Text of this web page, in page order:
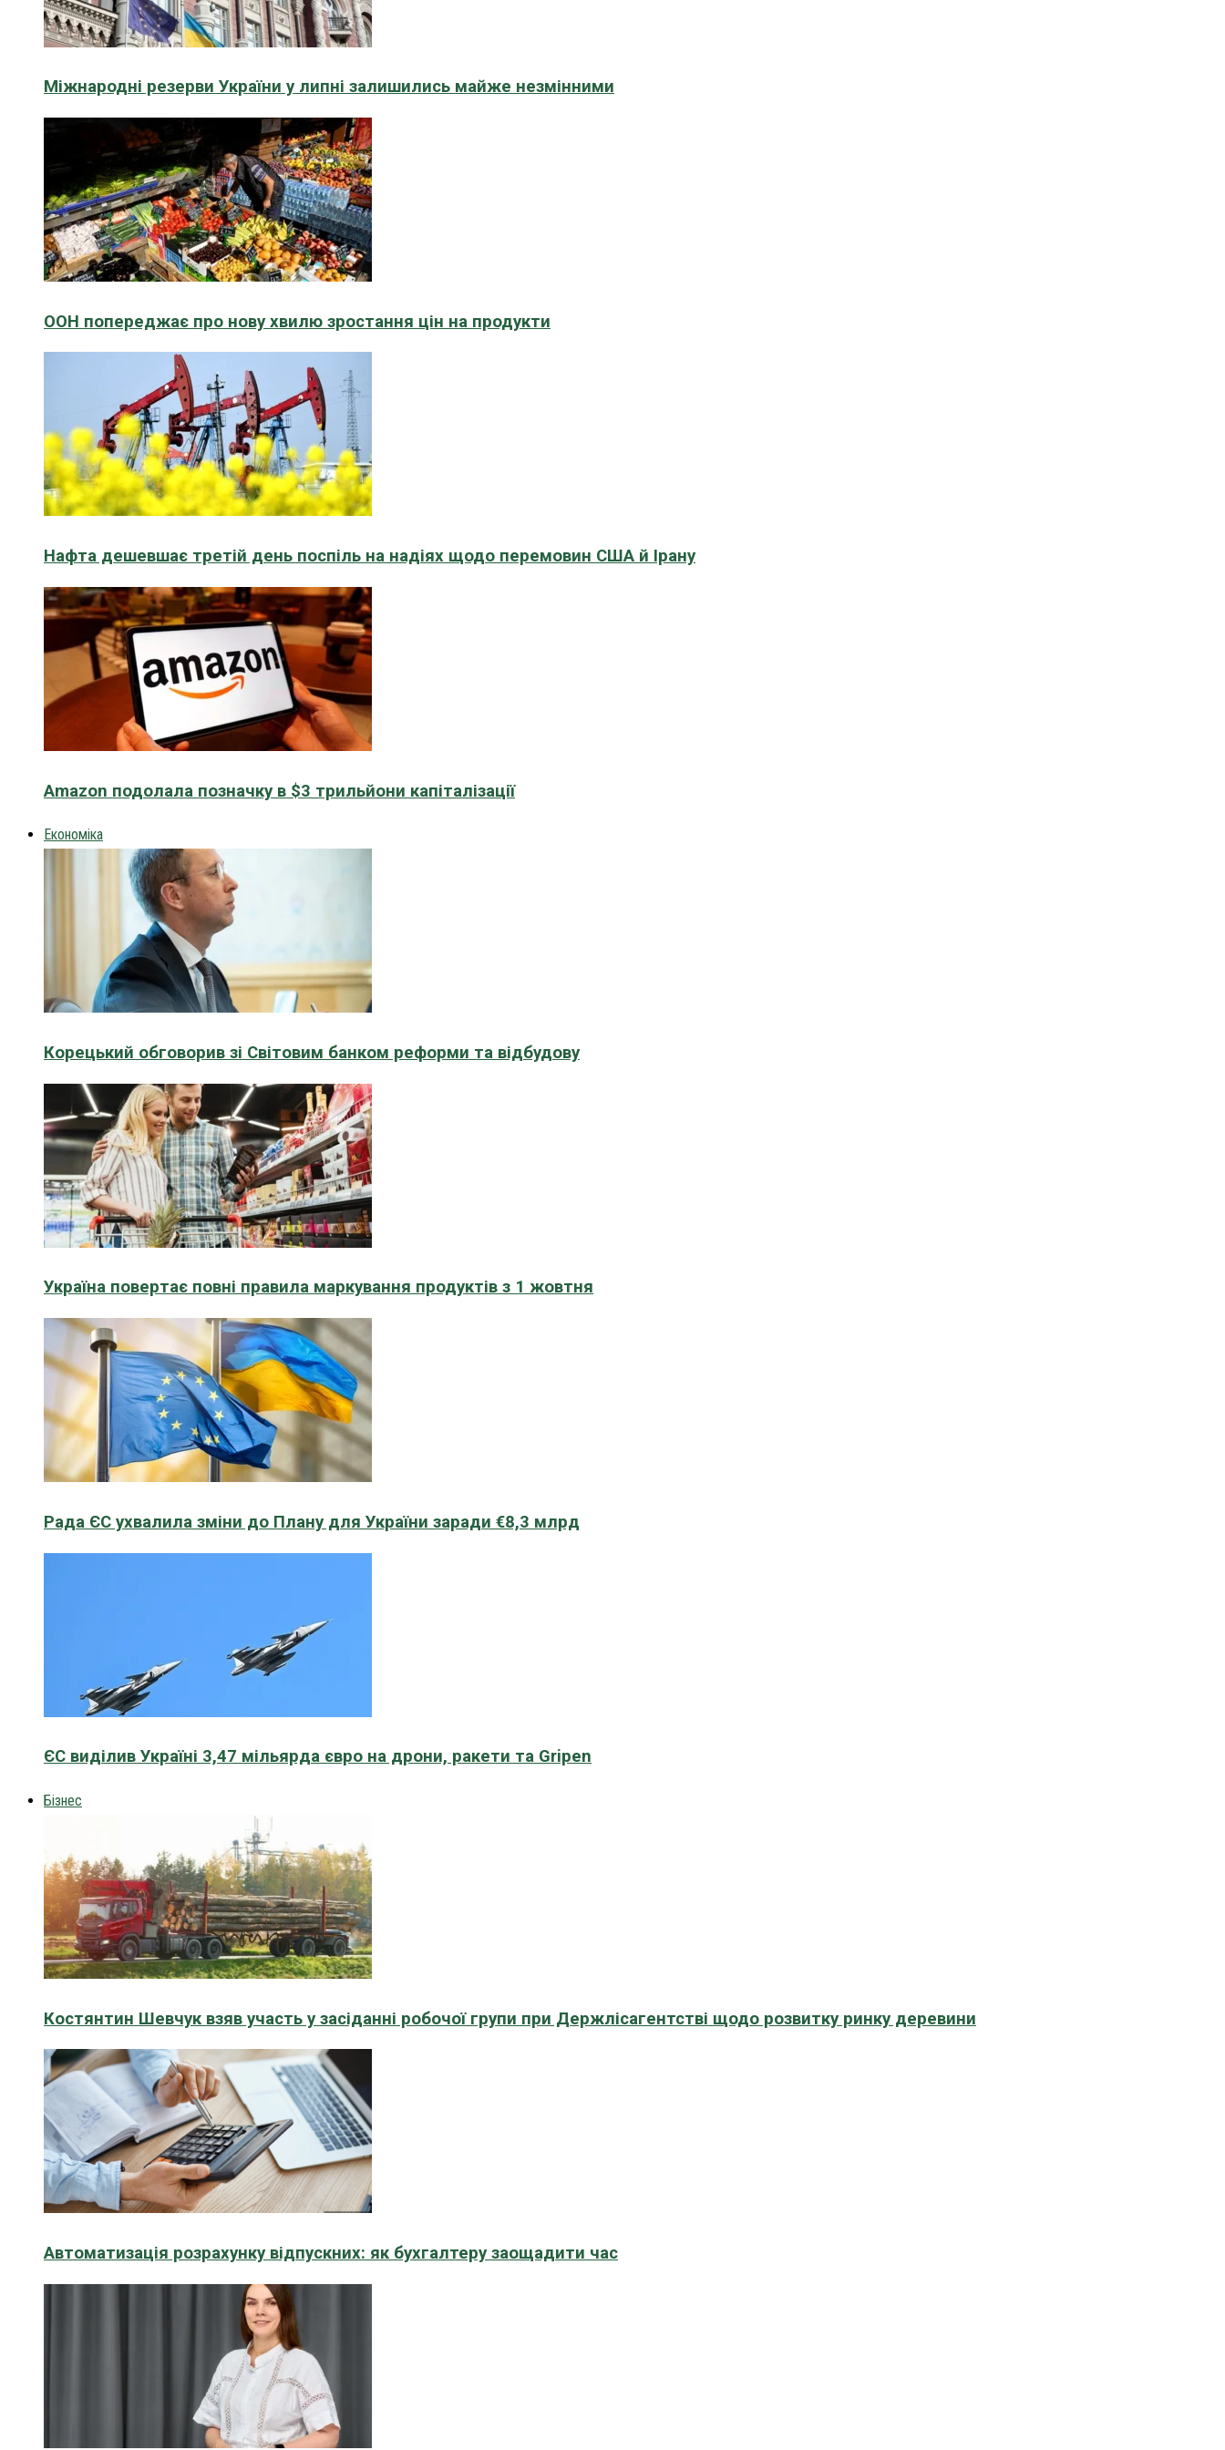
Міжнародні резерви України у липні залишились майже незмінними
ООН попереджає про нову хвилю зростання цін на продукти
Нафта дешевшає третій день поспіль на надіях щодо перемовин США й Ірану
Amazon подолала позначку в $3 трильйони капіталізації
Економіка
Корецький обговорив зі Світовим банком реформи та відбудову
Україна повертає повні правила маркування продуктів з 1 жовтня
Рада ЄС ухвалила зміни до Плану для України заради €8,3 млрд
ЄС виділив Україні 3,47 мільярда євро на дрони, ракети та Gripen
Бізнес
Костянтин Шевчук взяв участь у засіданні робочої групи при Держлісагентстві щодо розвитку ринку деревини
Автоматизація розрахунку відпускних: як бухгалтеру заощадити час